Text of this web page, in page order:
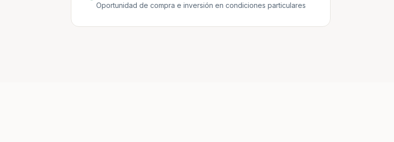
Oportunidad de compra e inversión en condiciones particulares